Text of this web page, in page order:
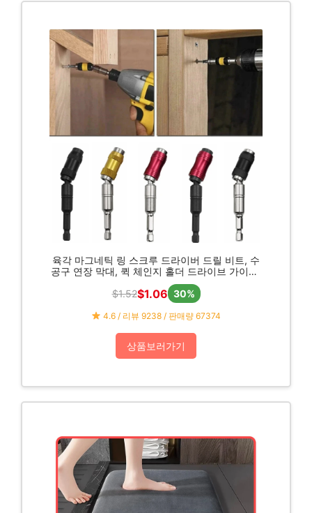
육각 마그네틱 링 스크루 드라이버 드릴 비트, 수
공구 연장 막대, 퀵 체인지 홀더 드라이브 가이드,
스크류 드릴 팁, 1/4 인치
$1.52$1.06 30%
4.6 / 리뷰 9238 / 판매량 67374
상품보러가기